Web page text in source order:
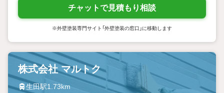
チャットで見積もり相談
※外壁塗装専門サイト「外壁塗装の窓口」に移動します
株式会社 マルトク
生田駅1.73km